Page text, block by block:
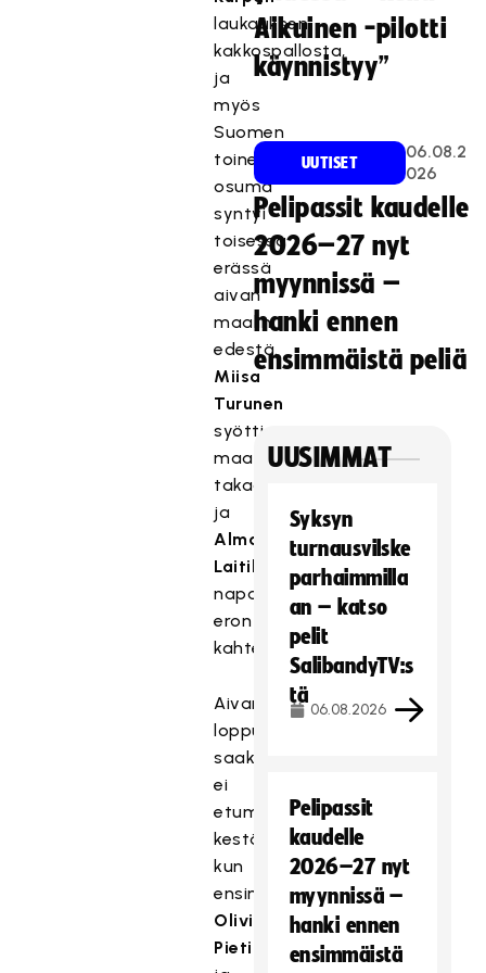
laukauksen
kakkospallosta,
ja
myös
Suomen
toinen
osuma
syntyi
toisessa
erässä
aivan
maalin
edestä.
Miisa
Turunen
syötti
maalin
takaa,
ja
Alma
Laitila
napautti
eron
kahteen.
Aivan
loppuun
saakka
ei
etumatka
kestänyt,
kun
ensin
Olivia
Pietilä
Aikuinen -pilotti
käynnistyy”
UUTISET
06.08.2
026
Pelipassit kaudelle
2026–27 nyt
myynnissä –
hanki ennen
ensimmäistä peliä
UUSIMMAT
Syksyn
turnausvilske
parhaimmilla
an – katso
pelit
SalibandyTV:s
tä
06.08.2026
Pelipassit
kaudelle
2026–27 nyt
myynnissä –
hanki ennen
ensimmäistä